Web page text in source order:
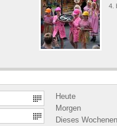
4. bis
Heute
Morgen
Dieses